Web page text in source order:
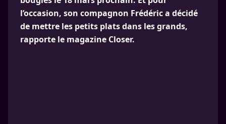
l’occasion, son compagnon Frédéric a décidé
de mettre les petits plats dans les grands,
rapporte le magazine Closer.